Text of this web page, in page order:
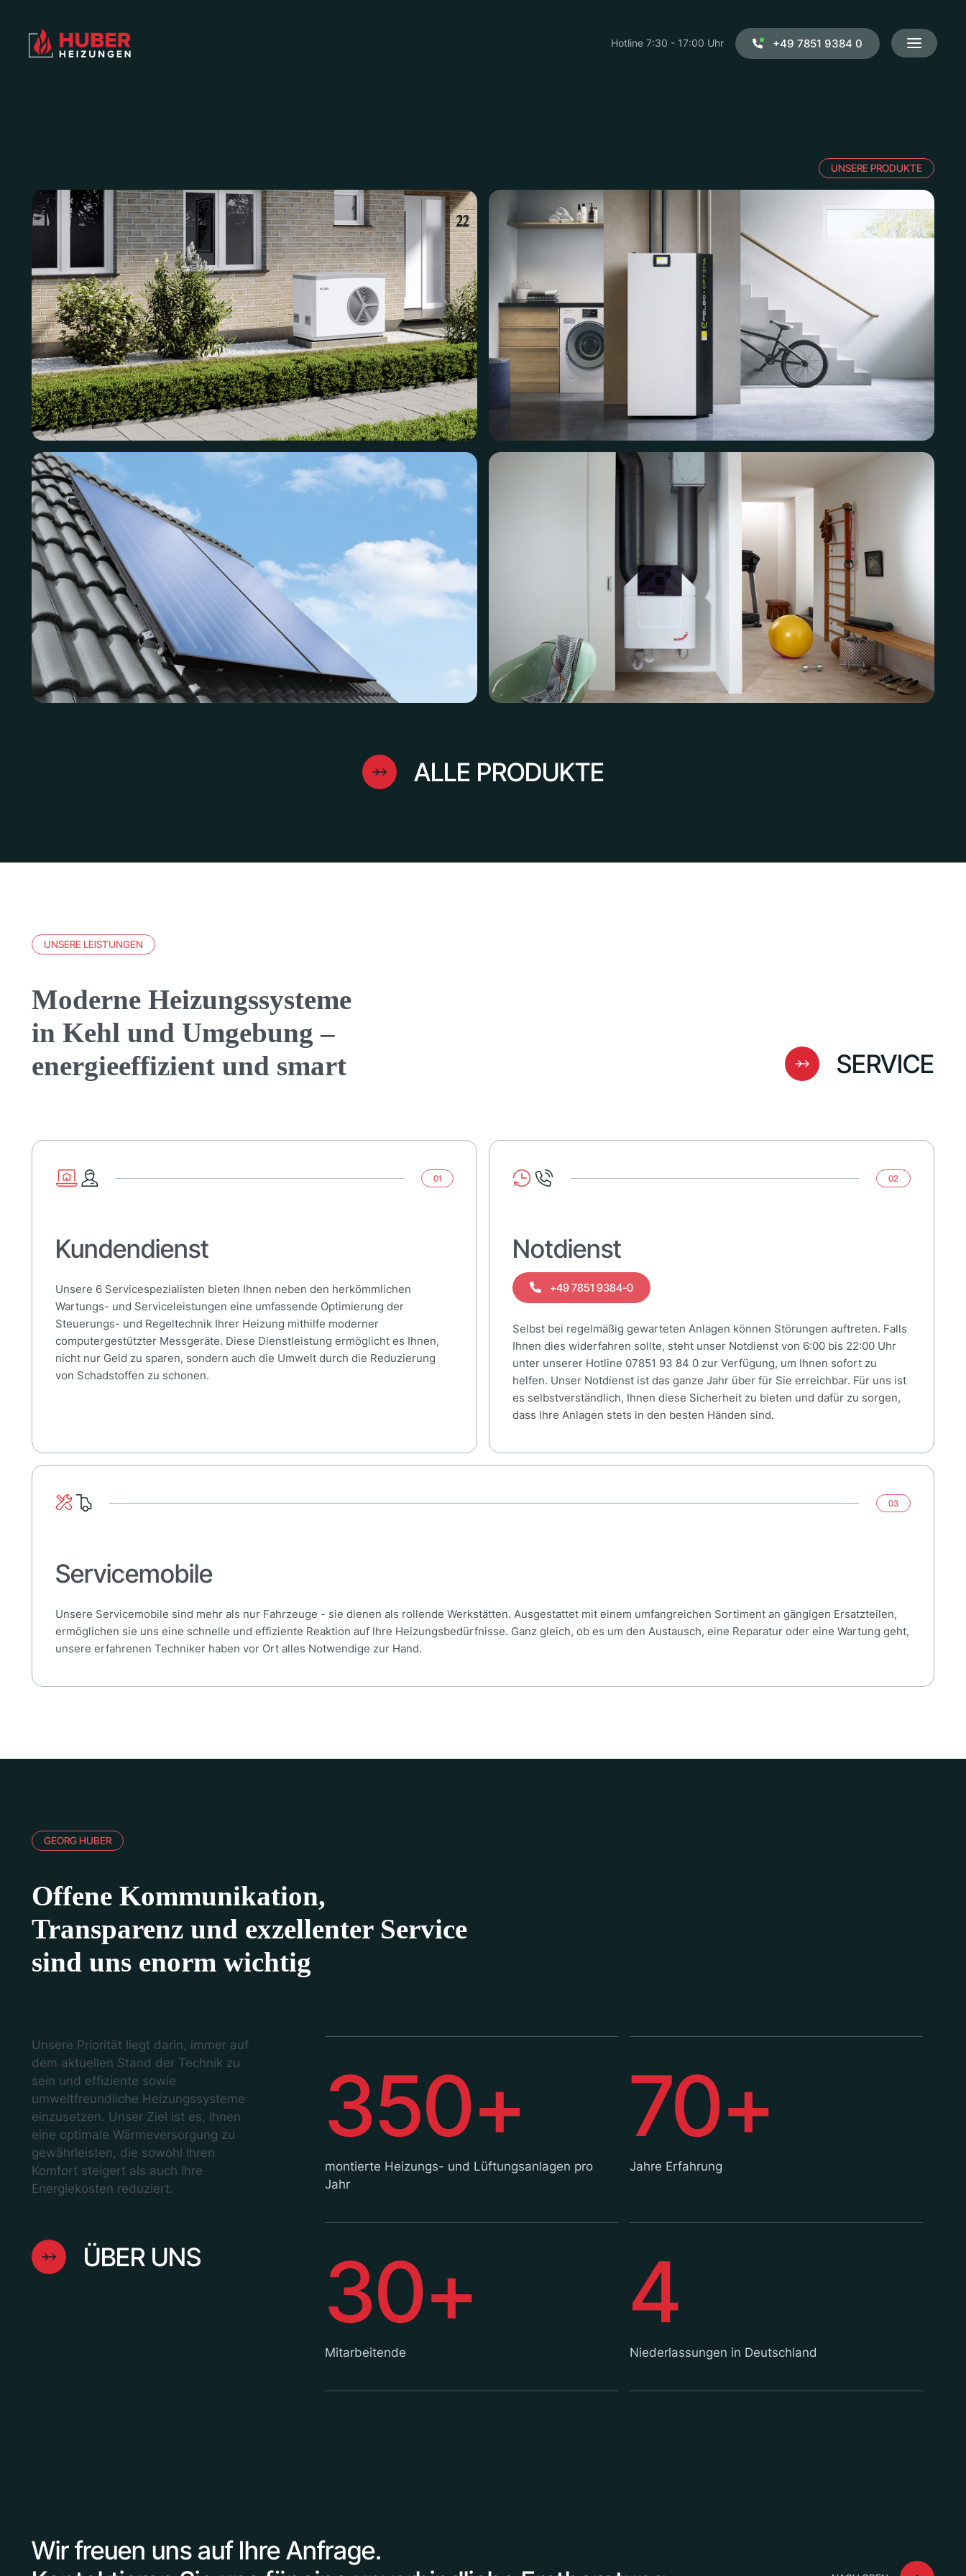
Hotline 7:30 - 17:00 Uhr +49 7851 9384 0
UNSERE PRODUKTE
ALLE PRODUKTE
UNSERE LEISTUNGEN
Moderne Heizungssysteme
in Kehl und Umgebung –
energieeffizient und smart
SERVICE
01
Kundendienst
Unsere 6 Servicespezialisten bieten Ihnen neben den herkömmlichen
Wartungs- und Serviceleistungen eine umfassende Optimierung der
Steuerungs- und Regeltechnik Ihrer Heizung mithilfe moderner
computergestützter Messgeräte. Diese Dienstleistung ermöglicht es Ihnen,
nicht nur Geld zu sparen, sondern auch die Umwelt durch die Reduzierung
von Schadstoffen zu schonen.
02
Notdienst
+49 7851 9384-0
Selbst bei regelmäßig gewarteten Anlagen können Störungen auftreten. Falls
Ihnen dies widerfahren sollte, steht unser Notdienst von 6:00 bis 22:00 Uhr
unter unserer Hotline 07851 93 84 0 zur Verfügung, um Ihnen sofort zu
helfen. Unser Notdienst ist das ganze Jahr über für Sie erreichbar. Für uns ist
es selbstverständlich, Ihnen diese Sicherheit zu bieten und dafür zu sorgen,
dass Ihre Anlagen stets in den besten Händen sind.
03
Servicemobile
Unsere Servicemobile sind mehr als nur Fahrzeuge - sie dienen als rollende Werkstätten. Ausgestattet mit einem umfangreichen Sortiment an gängigen Ersatzteilen,
ermöglichen sie uns eine schnelle und effiziente Reaktion auf Ihre Heizungsbedürfnisse. Ganz gleich, ob es um den Austausch, eine Reparatur oder eine Wartung geht,
unsere erfahrenen Techniker haben vor Ort alles Notwendige zur Hand.
GEORG HUBER
Offene Kommunikation,
Transparenz und exzellenter Service
sind uns enorm wichtig
Unsere Priorität liegt darin, immer auf
dem aktuellen Stand der Technik zu
sein und effiziente sowie
umweltfreundliche Heizungssysteme
einzusetzen. Unser Ziel ist es, Ihnen
eine optimale Wärmeversorgung zu
gewährleisten, die sowohl Ihren
Komfort steigert als auch Ihre
Energiekosten reduziert.
ÜBER UNS
350+
montierte Heizungs- und Lüftungsanlagen pro
Jahr
70+
Jahre Erfahrung
30+
Mitarbeitende
4
Niederlassungen in Deutschland
Wir freuen uns auf Ihre Anfrage.